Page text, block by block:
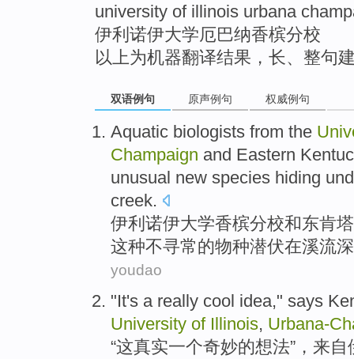
university of illinois urbana
伊利诺伊大学厄巴纳香槟分校
以上为机器翻译结果，长、整句
双语例句 原声例句 权威例句
Aquatic biologists from the
Champaign and Eastern
unusual new species hiding
creek.
伊利诺伊大学香槟分校和东肯
这种不寻常的物种潜伏在溪流
youdao
"It's areally cool idea," says
University of Illinois, Urbana-
“这真实一个奇妙的想法”，来自